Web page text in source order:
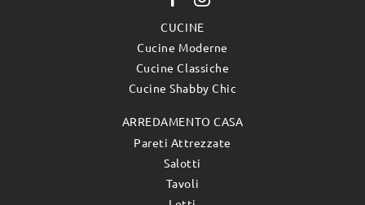
CUCINE
Cucine Moderne
Cucine Classiche
Cucine Shabby Chic
ARREDAMENTO CASA
Pareti Attrezzate
Salotti
Tavoli